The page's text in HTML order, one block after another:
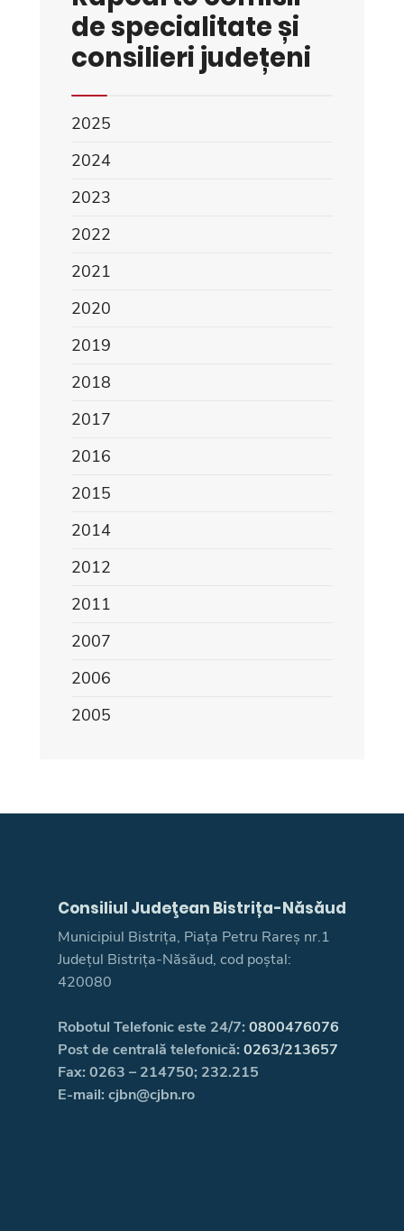
de specialitate și
consilieri județeni
2025
2024
2023
2022
2021
2020
2019
2018
2017
2016
2015
2014
2012
2011
2007
2006
2005
Consiliul Judeţean Bistrița-Năsăud
Municipiul Bistrița, Piața Petru Rareș nr.1
Județul Bistrița-Năsăud, cod poștal:
420080
Robotul Telefonic este 24/7: 0800476076
Post de centrală telefonică: 0263/213657
Fax: 0263 – 214750; 232.215
E-mail: cjbn@cjbn.ro